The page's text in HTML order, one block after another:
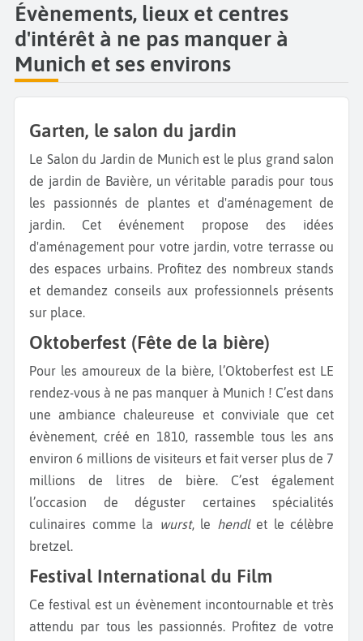
Évènements, lieux et centres
d'intérêt à ne pas manquer à
Munich et ses environs
Garten, le salon du jardin
Le Salon du Jardin de Munich est le plus grand salon
de jardin de Bavière, un véritable paradis pour tous
les passionnés de plantes et d'aménagement de
jardin. Cet événement propose des idées
d'aménagement pour votre jardin, votre terrasse ou
des espaces urbains. Profitez des nombreux stands
et demandez conseils aux professionnels présents
sur place.
Oktoberfest (Fête de la bière)
Pour les amoureux de la bière, l’Oktoberfest est LE
rendez-vous à ne pas manquer à Munich ! C’est dans
une ambiance chaleureuse et conviviale que cet
évènement, créé en 1810, rassemble tous les ans
environ 6 millions de visiteurs et fait verser plus de 7
millions de litres de bière. C’est également
l’occasion de déguster certaines spécialités
culinaires comme la
wurst, le hendlet le célèbre
bretzel.
Festival International du Film
Ce festival est un évènement incontournable et très
attendu par tous les passionnés. Profitez de votre